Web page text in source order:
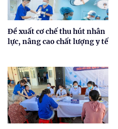
Đề xuất cơ chế thu hút nhân
lực, nâng cao chất lượng y tế